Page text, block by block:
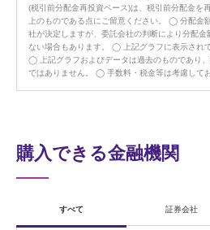
(税引前分配金再投資ベース)は、税引前分配金を
上のものである点にご留意ください。
分配金
社が決定しますが、委託会社の判断により分配
ない場合もあります。
上記グラフに表示され
上記グラフおよびデータは過去のものであり
ではありません。
手数料・税金等は考慮して
購入できる金融機関
すべて 証券会社